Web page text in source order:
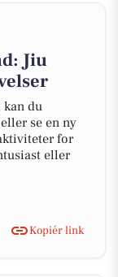
Jiu
kan du
se en ny
for
eller
Kopiér link